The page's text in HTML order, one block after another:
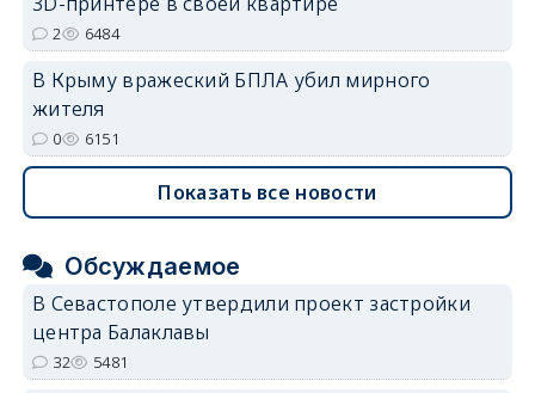
2 6484
В Крыму вражеский БПЛА убил мирного
жителя
0 6151
Показать все новости
Обсуждаемое
В Севастополе утвердили проект застройки
центра Балаклавы
32 5481